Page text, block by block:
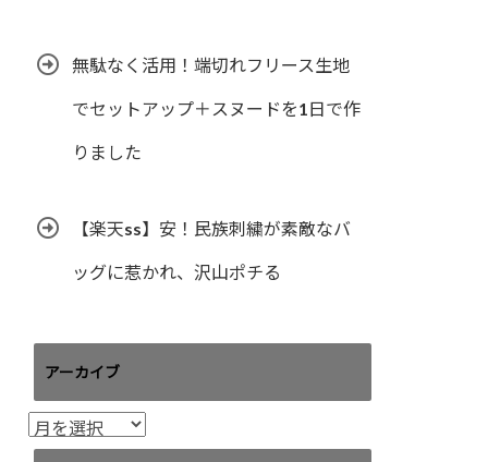
無駄なく活用！端切れフリース生地
でセットアップ＋スヌードを1日で作
りました
【楽天ss】安！民族刺繍が素敵なバ
ッグに惹かれ、沢山ポチる
アーカイブ
ア
ー